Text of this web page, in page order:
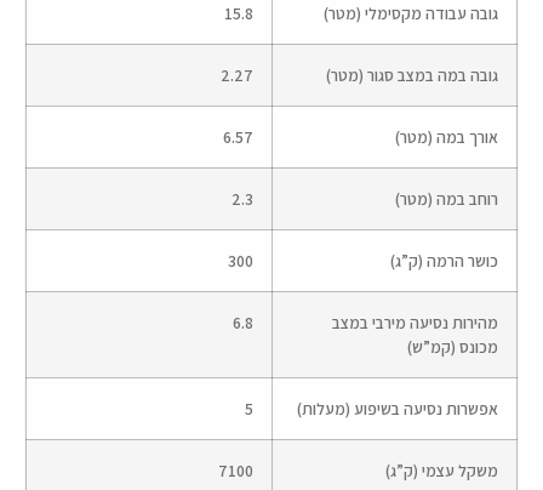
גובה עבודה מקסימלי (מטר) 15.8
גובה במה במצב סגור (מטר) 2.27
אורך במה (מטר) 6.57
רוחב במה (מטר) 2.3
כושר הרמה (ק”ג) 300
מהירות נסיעה מירבי במצב
מכונס (קמ”ש)
6.8
אפשרות נסיעה בשיפוע (מעלות) 5
משקל עצמי (ק”ג) 7100